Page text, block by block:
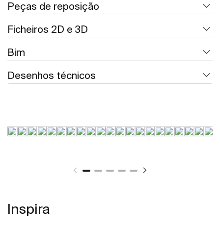
Peças de reposição
Ficheiros 2D e 3D
Bim
Desenhos técnicos
Inspira